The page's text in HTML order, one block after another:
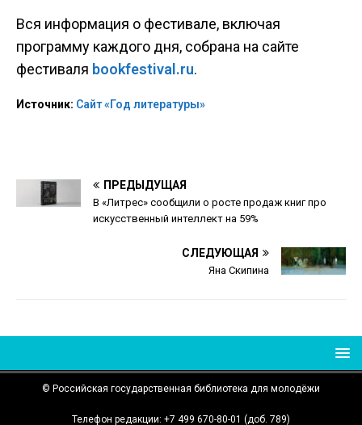
Вся информация о фестивале, включая
программу каждого дня, собрана на сайте
фестиваля bookfestival.ru.
Источник: Сайт «Год литературы»
ПРЕДЫДУЩАЯ
В «Литрес» сообщили о росте продаж книг про
искусственный интеллект на 59%
СЛЕДУЮЩАЯ
Яна Скипина
© Российская государственная библиотека для молодёжи
Телефон редакции: +7 499 670-80-01 (доб. 789)